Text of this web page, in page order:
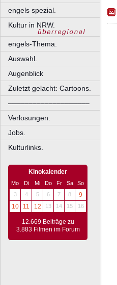
engels spezial.
Kultur in NRW.
engels-Thema.
Auswahl.
Augenblick
Zuletzt gelacht: Cartoons.
––––––––––––––––––––
Verlosungen.
Jobs.
Kulturlinks.
Kinokalender
Mo Di Mi Do Fr Sa
So
3
4 5 6 7 8
9
10
11 12 13 14 15 16
12.669 Beiträge zu
3.883 Filmen im Forum